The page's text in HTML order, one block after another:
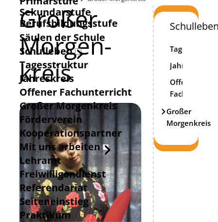
Sekundarstufe
Berufsbildungsstufe
Säulen der Schule
Schulleben
Tagesstruktur
Jahreskreis
Offener Fachunterricht
Großer Morgenkreis
Förderverein
Kooperationspartner
Mit uns arbeiten
Lehramt
Freiwilligendienst
Referendariat
Seiteneinstieg
Praktikum
Großer
Morgen­
kreis
Jahreskreis
Offener
Großer
Morgenkreis